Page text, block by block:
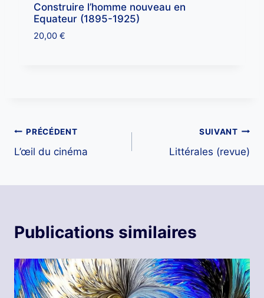
Construire l’homme nouveau en
Equateur (1895-1925)
20,00 €
Navigation
de
l’article
PRÉCÉDENT
L’œil du cinéma
SUIVANT
Littérales (revue)
Publications similaires